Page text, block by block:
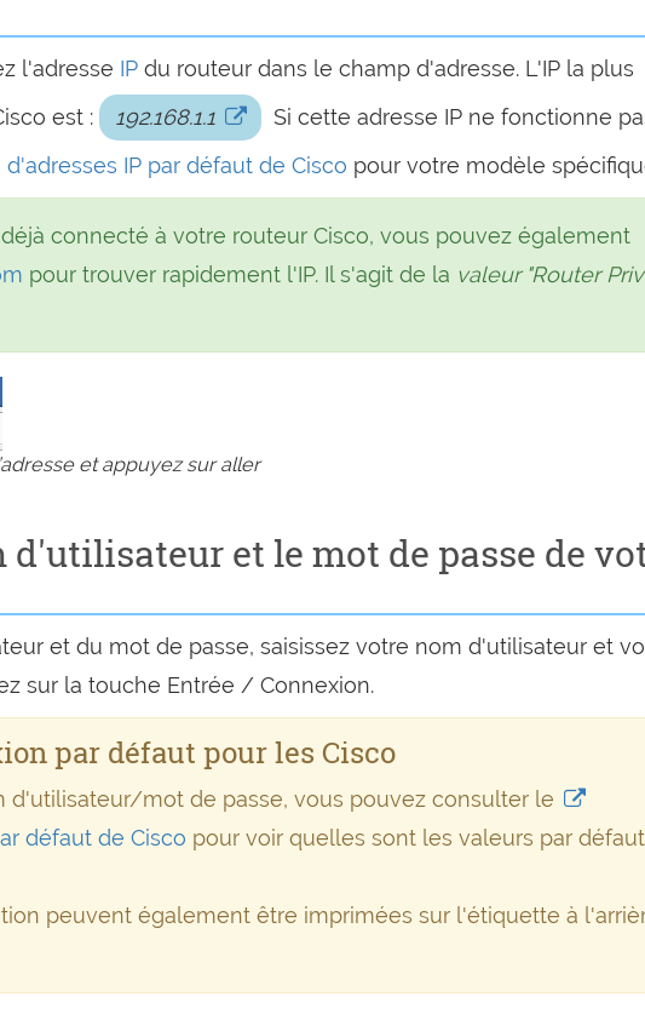
l'adresse IP du routeur dans le champ d'adresse. L'IP la plus
est :
192.168.1.1
Si cette adresse IP ne fonctionne
d'adresses IP par défaut de Cisco pour votre modèle
connecté à votre routeur Cisco, vous pouvez également
pour trouver rapidement l'IP. Il s'agit de la valeur "Router
et appuyez sur aller
d'utilisateur et le mot de passe de
et du mot de passe, saisissez votre nom d'utilisateur et
sur la touche Entrée / Connexion.
par défaut pour les Cisco
d'utilisateur/mot de passe, vous pouvez consulter le
défaut de Cisco pour voir quelles sont les valeurs par
peuvent également être imprimées sur l'étiquette à